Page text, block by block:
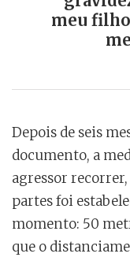
meu
Depois de seis
documento, a
agressor
partes foi
momento: 50
que o